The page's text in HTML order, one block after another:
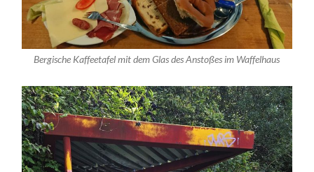
Bergische Kaffeetafel mit dem Glas des Anstoßes im Waffelhaus